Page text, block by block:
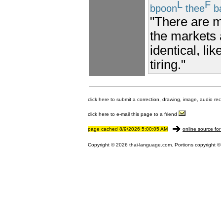
bpoonL theeF
"There are
the markets
identical,
tiring."
click here to submit a correction, drawing, image, audio
click here to e-mail this page to a friend
page cached 8/9/2026 5:00:05 AM online source
Copyright © 2026 thai-language.com. Portions copyright